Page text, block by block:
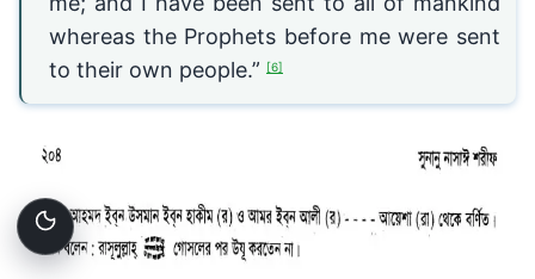
me; and I have been sent to all of mankind
whereas the Prophets before me were sent
to their own people.”
[6]